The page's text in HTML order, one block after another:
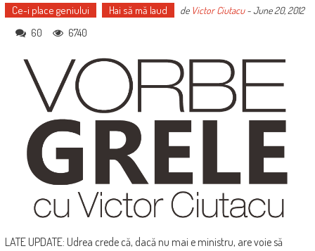
Ce-i place geniului Hai să mă laud de Victor Ciutacu-June 20, 2012
60 6740
LATE UPDATE: Udrea crede că, dacă nu mai e ministru, are voie să